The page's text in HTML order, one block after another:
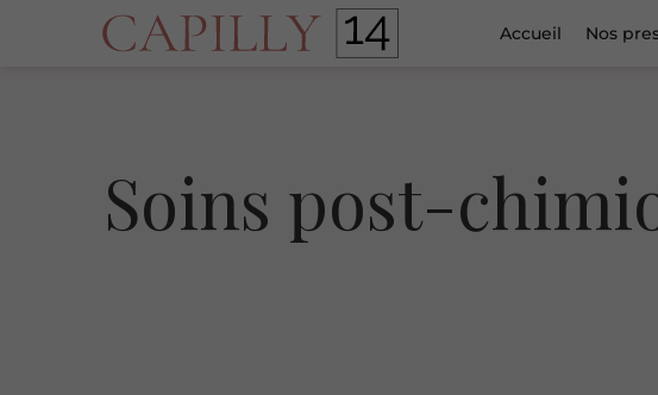
Accueil Nos
Soins post-